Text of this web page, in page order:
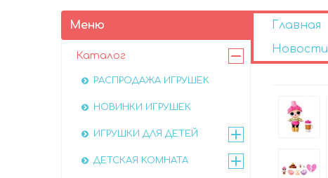
Главная
Новости
Каталог
РАСПРОДАЖА ИГРУШЕК
НОВИНКИ ИГРУШЕК
ИГРУШКИ ДЛЯ ДЕТЕЙ
ДЕТСКАЯ КОМНАТА